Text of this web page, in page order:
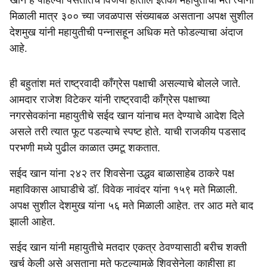
मिळाली मात्र ३०० च्या जवळपास संख्याबळ असताना अपक्ष सुशील
देशमुख यांनी महायुतीची पन्नासहून अधिक मते फोडल्याचा अंदाज
आहे.
ही बहुतांश मतं राष्ट्रवादी काँग्रेस पक्षाची असल्याचे बोलले जाते.
आमदार राजेश विटेकर यांनी राष्ट्रवादी काँग्रेस पक्षाच्या
नगरसेवकांना महायुतीचे सईद खान यांनाच मत देण्याचे आदेश दिले
असले तरी त्यात फूट पडल्याचे स्पष्ट होते. याची राजकीय पडसाद
परभणी मध्ये पुढील काळात उमटू शकतात.
सईद खान यांना २४२ तर शिवसेना उद्धव बाळासाहेब ठाकरे पक्ष
महाविकास आघाडीचे डॉ. विवेक नावंदर यांना १५९ मते मिळाली.
अपक्ष सुशील देशमुख यांना ५६ मते मिळाली आहेत. तर आठ मते बाद
झाली आहेत.
सईद खान यांनी महायुतीचे मतदार एकत्र ठेवण्यासाठी बरीच शक्ती
खर्च केली असे असताना मते फुटल्यामुळे शिवसेनेला काहीसा हा